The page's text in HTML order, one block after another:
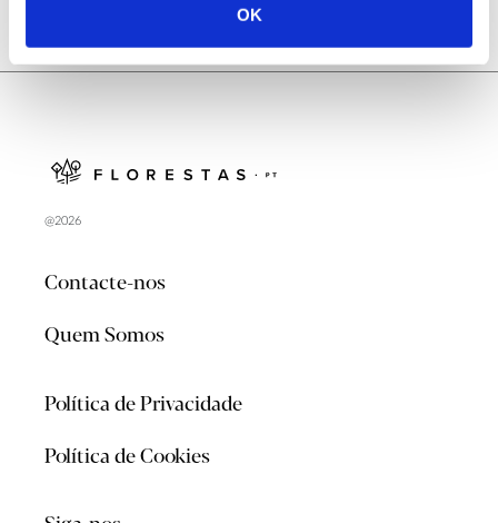
OK
@2026
Contacte-nos
Quem Somos
Política de Privacidade
Política de Cookies